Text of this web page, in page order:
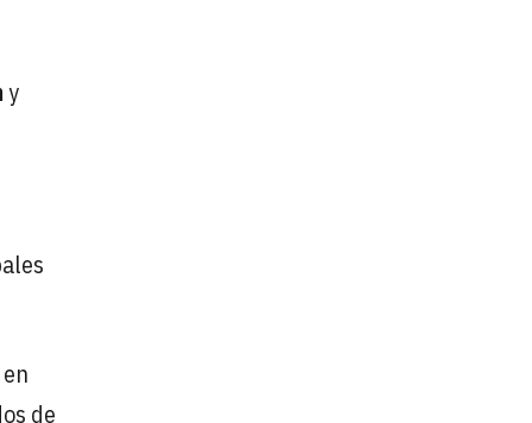
y
de